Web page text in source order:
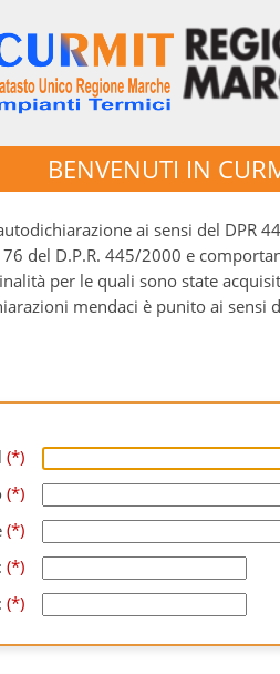
BENVENUTI IN
ai sensi del DPR
del D.P.R. 445/2000 e
per le quali sono state
mendaci è punito ai
(*)
(*)
(*)
(*)
(*)